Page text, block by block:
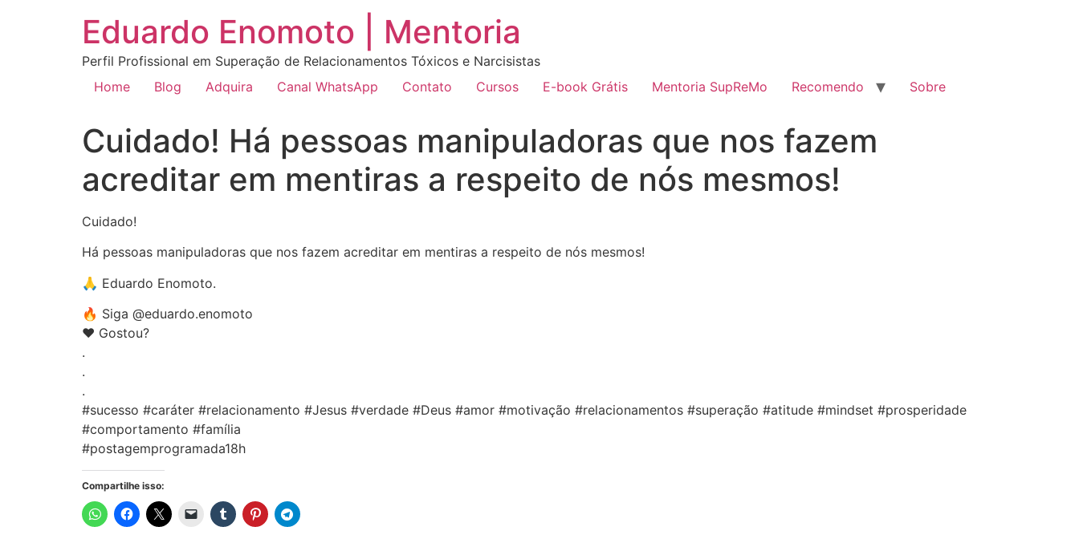
Eduardo Enomoto | Mentoria
Perfil Profissional em Superação de Relacionamentos Tóxicos e Narcisistas
Home
Blog Adquira Canal WhatsApp Contato Cursos E-book Grátis Mentoria SupReMo Recomendo Sobre
Cuidado! Há pessoas manipuladoras que nos fazem
acreditar em mentiras a respeito de nós mesmos!
Cuidado!
Há pessoas manipuladoras que nos fazem acreditar em mentiras a respeito de nós mesmos!
🙏 Eduardo Enomoto.
🔥 Siga @eduardo.enomoto
❤️ Gostou?
.
.
.
#sucesso #caráter #relacionamento #Jesus #verdade #Deus #amor #motivação #relacionamentos #superação #atitude #mindset #prosperidade
#comportamento #família
#postagemprogramada18h
Compartilhe isso: